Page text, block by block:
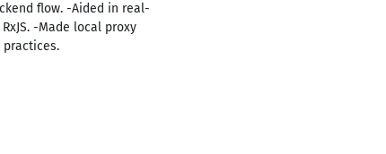
flow. -Aided in real-
-Made local proxy